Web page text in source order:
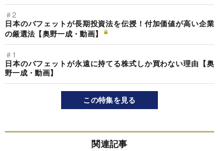
＃2
日本のバフェットが長期投資法を伝授！付加価値が高い企業
の厳選法【奥野一成・動画】
＃1
日本のバフェットが永遠に持てる株式しか買わない理由【奥
野一成・動画】
この特集を見る
関連記事